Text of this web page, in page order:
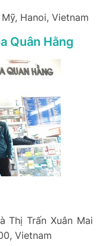
Hanoi, Vietnam
Quân Hằng
Thị Trấn Xuân Mai
Vietnam